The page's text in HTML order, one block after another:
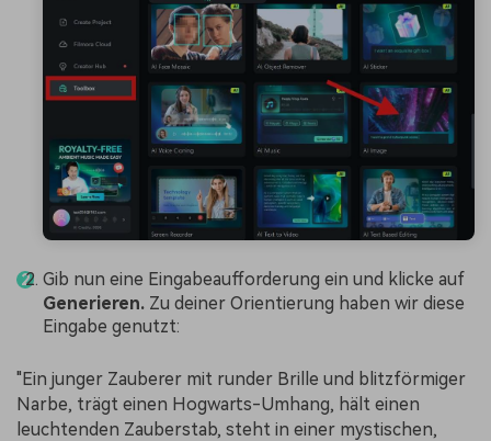
Gib nun eine Eingabeaufforderung ein und klicke auf
Generieren. Zu deiner Orientierung haben wir diese
Eingabe genutzt:
"Ein junger Zauberer mit runder Brille und blitzförmiger
Narbe, trägt einen Hogwarts-Umhang, hält einen
leuchtenden Zauberstab, steht in einer mystischen,